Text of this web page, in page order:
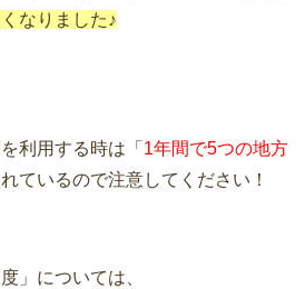
なりました♪
利用する時は「 1年間で5つの地方
ているので注意してください！
」については、